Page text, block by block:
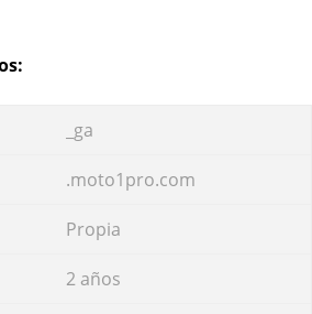
_ga
.moto1pro.com
Propia
2 años